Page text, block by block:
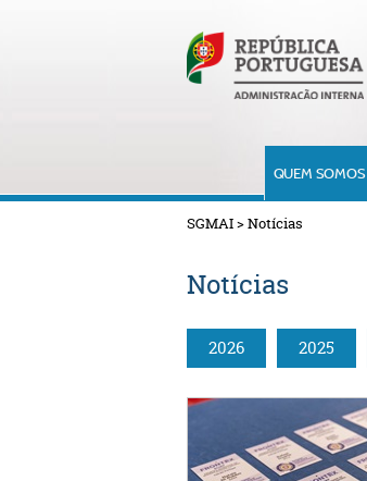
QUEM SOMOS
SGMAI>Notícias
Notícias
2026 2025